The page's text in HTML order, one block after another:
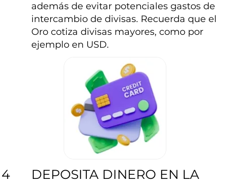
4
además de evitar potenciales gastos de
intercambio de divisas. Recuerda que el
Oro cotiza divisas mayores, como por
ejemplo en USD.
DEPOSITA DINERO EN LA